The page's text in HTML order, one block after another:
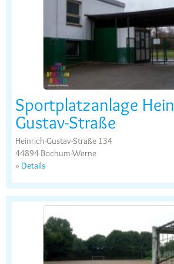
Sportplatzanlage
Gustav-Straße
Heinrich-Gustav-Straße 134
44894 Bochum-Werne
» Details